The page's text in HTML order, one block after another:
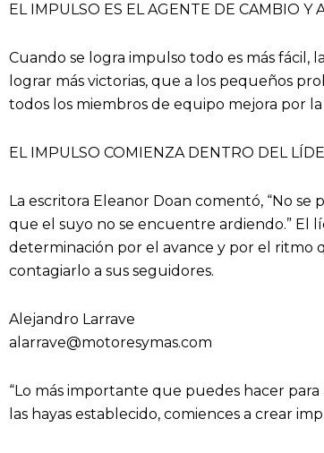
EL IMPULSO ES EL AGENTE DE CAMBIO Y
Cuando se logra impulso todo es más fácil,
lograr más victorias, que a los pequeños
todos los miembros de equipo mejora por
EL IMPULSO COMIENZA DENTRO DEL
La escritora Eleanor Doan comentó, “No
que el suyo no se encuentre ardiendo.” El
determinación por el avance y por el ritmo
contagiarlo a sus seguidores.
Alejandro Larrave
alarrave@motoresymas.com
“Lo más importante que puedes hacer
las hayas establecido, comiences a crear